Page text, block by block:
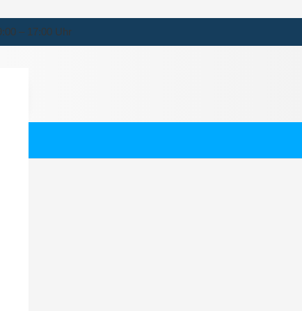
– 17:00 Uhr
für Selk.